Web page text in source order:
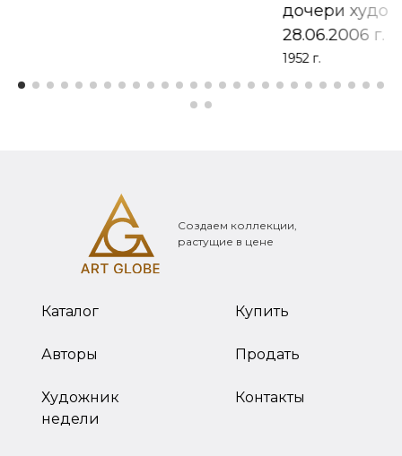
дочери
28.06.2006 г.
1952 г.
Создаем коллекции,
растущие в цене
Каталог
Авторы
Художник
недели
Купить
Продать
Контакты